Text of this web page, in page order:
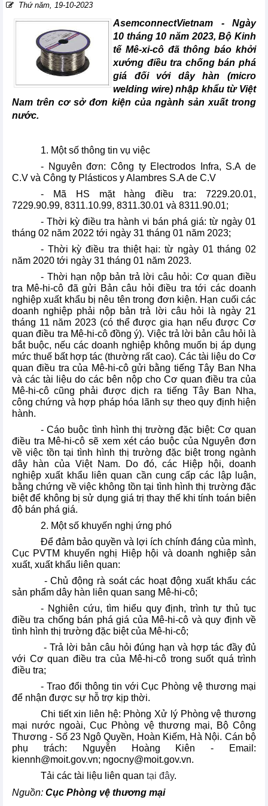
Thứ năm, 19-10-2023
AsemconnectVietnam - Ngày
10 tháng 10 năm 2023, Bộ Kinh
tế Mê-xi-cô đã thông báo khởi
xướng điều tra chống bán phá
giá đối với dây hàn (micro
welding wire) nhập khẩu từ Việt
Nam trên cơ sở đơn kiện của ngành sản xuất trong
nước.
1. Một số thông tin vụ việc
- Nguyên đơn: Công ty Electrodos Infra, S.A de
C.V và Công ty Plásticos y Alambres S.A de C.V
- Mã HS mặt hàng điều tra: 7229.20.01,
7229.90.99, 8311.10.99, 8311.30.01 và 8311.90.01;
- Thời kỳ điều tra hành vi bán phá giá: từ ngày 01
tháng 02 năm 2022 tới ngày 31 tháng 01 năm 2023;
- Thời kỳ điều tra thiệt hại: từ ngày 01 tháng 02
năm 2020 tới ngày 31 tháng 01 năm 2023.
- Thời hạn nộp bản trả lời câu hỏi: Cơ quan điều
tra Mê-hi-cô đã gửi Bản câu hỏi điều tra tới các doanh
nghiệp xuất khẩu bị nêu tên trong đơn kiện. Hạn cuối các
doanh nghiệp phải nộp bản trả lời câu hỏi là ngày 21
tháng 11 năm 2023 (có thể được gia hạn nếu được Cơ
quan điều tra Mê-hi-cô đồng ý). Việc trả lời bản câu hỏi là
bắt buộc, nếu các doanh nghiệp không muốn bị áp dụng
mức thuế bất hợp tác (thường rất cao). Các tài liệu do Cơ
quan điều tra của Mê-hi-cô gửi bằng tiếng Tây Ban Nha
và các tài liệu do các bên nộp cho Cơ quan điều tra của
Mê-hi-cô cũng phải được dịch ra tiếng Tây Ban Nha,
công chứng và hợp pháp hóa lãnh sự theo quy định hiện
hành.
- Cáo buộc tình hình thị trường đặc biệt: Cơ quan
điều tra Mê-hi-cô sẽ xem xét cáo buộc của Nguyên đơn
về việc tồn tại tình hình thị trường đặc biệt trong ngành
dây hàn của Việt Nam. Do đó, các Hiệp hội, doanh
nghiệp xuất khẩu liên quan cần cung cấp các lập luận,
bằng chứng về việc không tồn tại tình hình thị trường đặc
biệt để không bị sử dụng giá trị thay thế khi tính toán biên
độ bán phá giá.
2. Một số khuyến nghị ứng phó
Để đảm bảo quyền và lợi ích chính đáng của mình,
Cục PVTM khuyến nghị Hiệp hội và doanh nghiệp sản
xuất, xuất khẩu liên quan:
- Chủ động rà soát các hoạt động xuất khẩu các
sản phẩm dây hàn liên quan sang Mê-hi-cô;
- Nghiên cứu, tìm hiểu quy định, trình tự thủ tục
điều tra chống bán phá giá của Mê-hi-cô và quy định về
tình hình thị trường đặc biệt của Mê-hi-cô;
- Trả lời bản câu hỏi đúng hạn và hợp tác đầy đủ
với Cơ quan điều tra của Mê-hi-cô trong suốt quá trình
điều tra;
- Trao đổi thông tin với Cục Phòng vệ thương mại
để nhận được sự hỗ trợ kịp thời.
Chi tiết xin liên hệ: Phòng Xử lý Phòng vệ thương
mại nước ngoài, Cục Phòng vệ thương mại, Bộ Công
Thương - Số 23 Ngô Quyền, Hoàn Kiếm, Hà Nội. Cán bộ
phụ trách: Nguyễn Hoàng Kiên - Email:
kiennh@moit.gov.vn; ngocny@moit.gov.vn.
Tải các tài liệu liên quan tại đây.
Nguồn: Cục Phòng vệ thương mại